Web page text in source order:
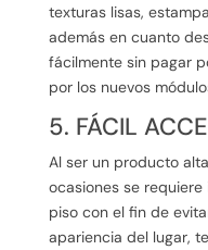
texturas lisas,
además en cuanto
fácilmente sin pagar
por los nuevos
5. FÁCIL
Al ser un producto
ocasiones se
piso con el fin de
apariencia del lugar,